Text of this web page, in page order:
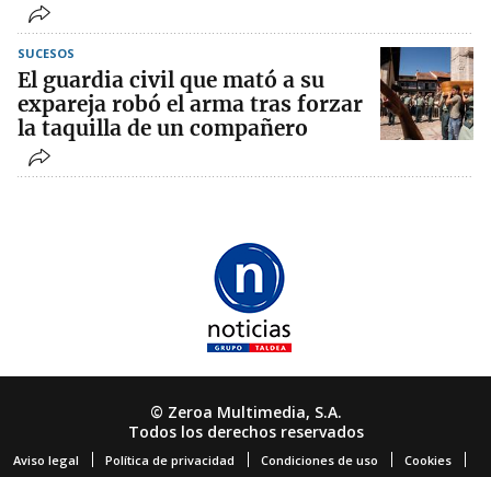
SUCESOS
El guardia civil que mató a su
expareja robó el arma tras forzar
la taquilla de un compañero
© Zeroa Multimedia, S.A.
Todos los derechos reservados
Aviso legal Política de privacidad Condiciones de uso Cookies